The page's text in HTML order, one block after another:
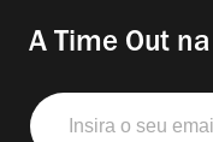
A Time Out
Insira
o